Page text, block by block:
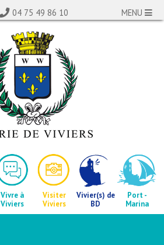
04 75 49 86 10 MENU
Vivre à
Viviers
Visiter
Viviers
Vivier(s) de
BD
Port -
Marina